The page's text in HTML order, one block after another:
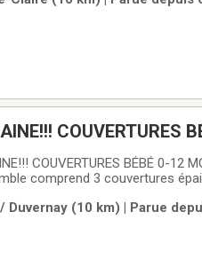
COUVERTURES
COUVERTURES BÉBÉ 0-
comprend 3 couvertures
Duvernay (10 km) | Parue